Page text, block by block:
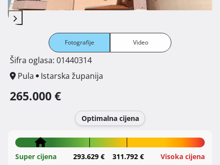
Fotografije Video
Šifra oglasa: 01440314
Pula
Istarska županija
265.000 €
Optimalna cijena
Super cijena 293.629 € 311.792 € Visoka cijena